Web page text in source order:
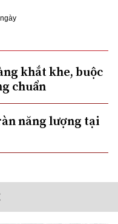
khắt khe, buộc
chuẩn
năng lượng tại